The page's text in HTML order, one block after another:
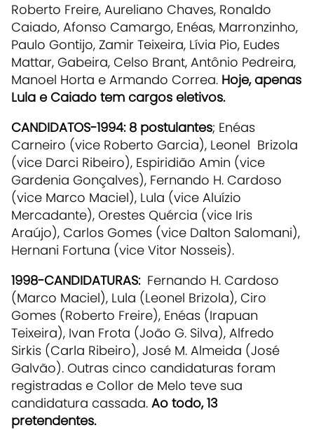
Roberto Freire, Aureliano Chaves, Ronaldo
Caiado, Afonso Camargo, Enéas, Marronzinho,
Paulo Gontijo, Zamir Teixeira, Lívia Pio, Eudes
Mattar, Gabeira, Celso Brant, Antônio Pedreira,
Manoel Horta e Armando Correa. Hoje, apenas
Lula e Caiado tem cargos eletivos.
CANDIDATOS-1994: 8 postulantes; Enéas
Carneiro (vice Roberto Garcia), Leonel Brizola
(vice Darci Ribeiro), Espiridião Amin (vice
Gardenia Gonçalves), Fernando H. Cardoso
(vice Marco Maciel), Lula (vice Aluízio
Mercadante), Orestes Quércia (vice Iris
Araújo), Carlos Gomes (vice Dalton Salomani),
Hernani Fortuna (vice Vitor Nosseis).
1998-CANDIDATURAS: Fernando H. Cardoso
(Marco Maciel), Lula (Leonel Brizola), Ciro
Gomes (Roberto Freire), Enéas (Irapuan
Teixeira), Ivan Frota (João G. Silva), Alfredo
Sirkis (Carla Ribeiro), José M. Almeida (José
Galvão). Outras cinco candidaturas foram
registradas e Collor de Melo teve sua
candidatura cassada. Ao todo, 13
pretendentes.